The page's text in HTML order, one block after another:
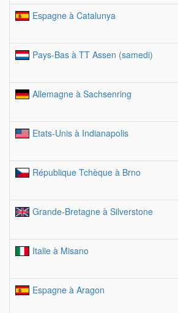
Espagne à Catalunya
Pays-Bas à TT Assen (samedi)
Allemagne à Sachsenring
Etats-Unis à Indianapolis
République Tchèque à Brno
Grande-Bretagne à Silverstone
Italie à Misano
Espagne à Aragon